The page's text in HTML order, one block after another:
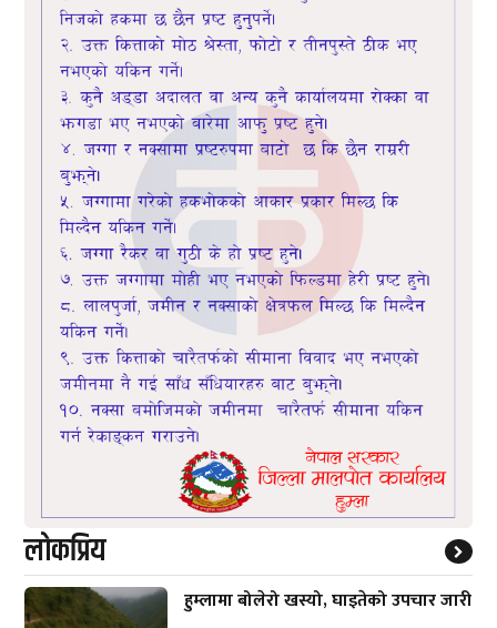
लाेकप्रिय
हुम्लामा बोलेरो खस्यो, घाइतेको उपचार जारी